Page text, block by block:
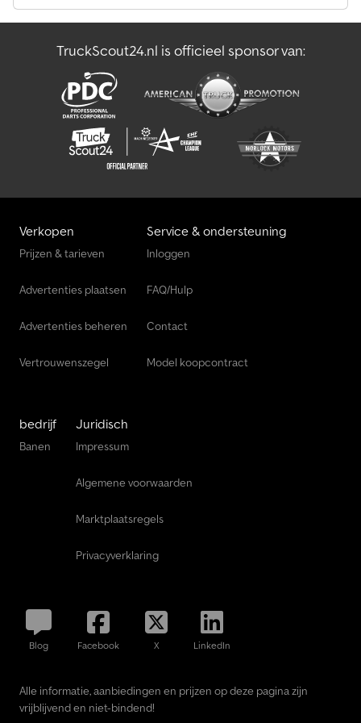
TruckScout24.nl is officieel sponsor van:
Verkopen
Prijzen & tarieven
Advertenties plaatsen
Advertenties beheren
Vertrouwenszegel
Service & ondersteuning
Inloggen
FAQ/Hulp
Contact
Model koopcontract
bedrijf
Banen
Juridisch
Impressum
Algemene voorwaarden
Marktplaatsregels
Privacyverklaring
Blog Facebook X LinkedIn
Alle informatie, aanbiedingen en prijzen op deze pagina zijn
vrijblijvend en niet-bindend!